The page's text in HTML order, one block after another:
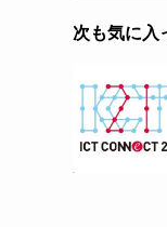
次も気に入